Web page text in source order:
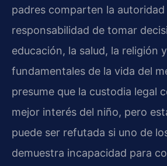
padres comparten la autoridad
responsabilidad de tomar
educación, la salud, la religión
fundamentales de la vida del
presume que la custodia legal
mejor interés del niño, pero
puede ser refutada si uno de
demuestra incapacidad para